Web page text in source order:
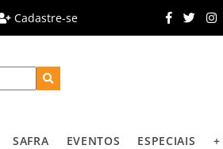
Cadastre-se
SAFRA EVENTOS ESPECIAIS +